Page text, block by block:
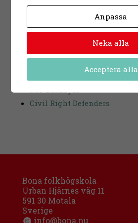
Ukraina snart är slut.
Så här kan du stödja
ACT Svenska kyrkans
SOS Barnbyar
Civil Right Defenders
Bona folkhögskola
Urban Hjärnes väg 11
591 30 Motala
Sverige
info@bona.nu
Anpassa
Neka alla
Acceptera alla